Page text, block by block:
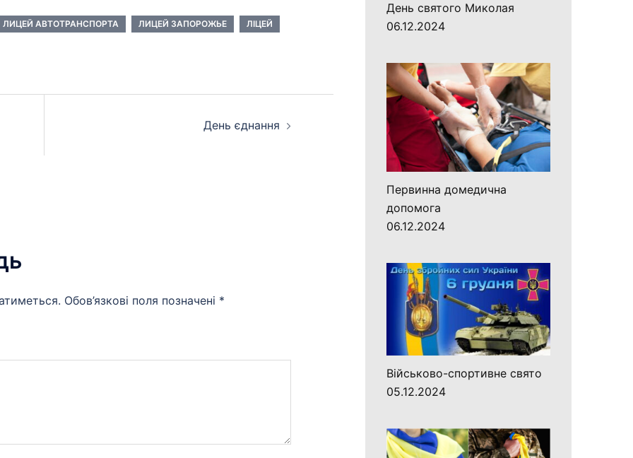
ЛИЦЕЙ АВТОТРАНСПОРТА ЛИЦЕЙ ЗАПОРОЖЬЕ
ЛІЦЕЙ
День єднання
Обов’язкові поля позначені *
День святого Миколая
06.12.2024
Первинна домедична
допомога
06.12.2024
Військово-спортивне свято
05.12.2024